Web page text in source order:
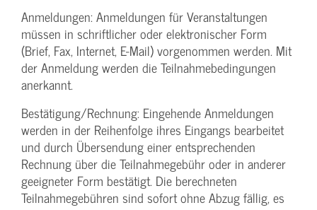
Anmeldungen: Anmeldungen für Veranstaltungen
müssen in schriftlicher oder elektronischer Form
(Brief, Fax, Internet, E-Mail) vorgenommen werden. Mit
der Anmeldung werden die Teilnahme­bedingungen
anerkannt.
Bestätigung­/Rechnung: Eingehende Anmeldungen
werden in der Reihenfolge ihres Eingangs bearbeitet
und durch Übersendung einer entsprechenden
Rechnung über die Teilnahmegebühr oder in anderer
geeigneter Form bestätigt. Die berechneten
Teilnahmegebühren sind sofort ohne Abzug fällig, es